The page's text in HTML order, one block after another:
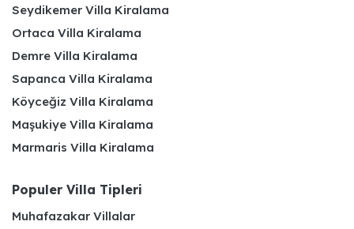
Seydikemer Villa Kiralama
Ortaca Villa Kiralama
Demre Villa Kiralama
Sapanca Villa Kiralama
Köyceğiz Villa Kiralama
Maşukiye Villa Kiralama
Marmaris Villa Kiralama
Populer Villa Tipleri
Muhafazakar Villalar